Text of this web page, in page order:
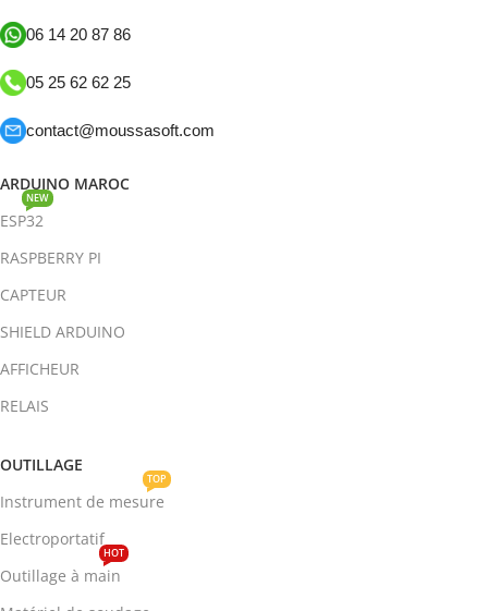
06 14 20 87 86
05 25 62 62 25
contact@moussasoft.com
ARDUINO MAROC
ESP32
NEW
RASPBERRY PI
CAPTEUR
SHIELD ARDUINO
AFFICHEUR
RELAIS
OUTILLAGE
Instrument de mesure
TOP
Electroportatif
Outillage à main
HOT